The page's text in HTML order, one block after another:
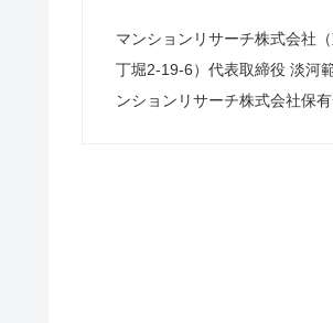
マンションリサーチ株式会社
丁堀2-19-6）代表取締役 淡河
ンションリサーチ株式会社保